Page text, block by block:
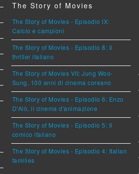
The Story of Movies
The Story of Movies - Episodio IX:
Calcio e campioni
The Story of Movies - Episodio 8: Il
thriller italiano
The Story of Movies VII: Jung Woo-
Sung, 100 anni di cinema coreano
The Story of Movies - Episodio 6: Enzo
D'Alò, il cinema d'animazione
The Story of Movies - Episodio 5: Il
comico italiano
The Story of Movies - Episodio 4: Italian
families